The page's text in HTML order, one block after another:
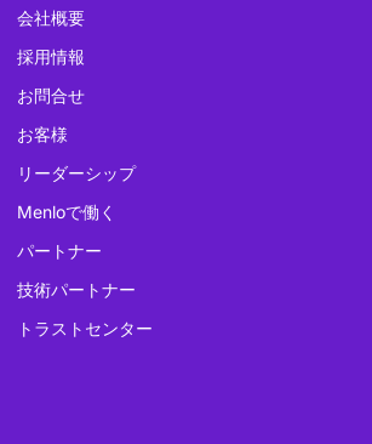
会社概要
採用情報
お問合せ
お客様
リーダーシップ
Menloで働く
パートナー
技術パートナー
トラストセンター